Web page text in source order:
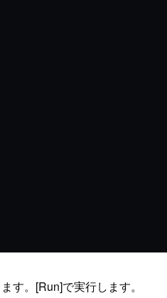
す。[Run]で実行します。